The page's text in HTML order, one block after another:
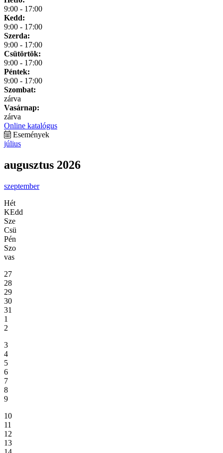
9:00 - 17:00
Kedd:
9:00 - 17:00
Szerda:
9:00 - 17:00
Csütörtök:
9:00 - 17:00
Péntek:
9:00 - 17:00
Szombat:
zárva
Vasárnap:
zárva
Online katalógus
Események
július
augusztus 2026
szeptember
Hét
KEdd
Sze
Csü
Pén
Szo
vas
27
28
29
30
31
1
2
3
4
5
6
7
8
9
10
11
12
13